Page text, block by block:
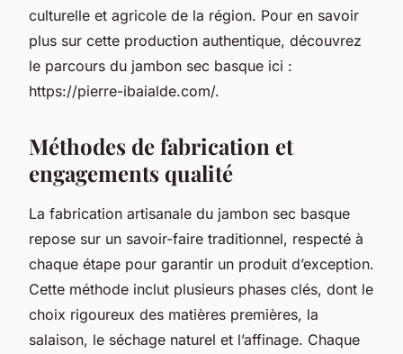
culturelle et agricole de la région. Pour en savoir
plus sur cette production authentique, découvrez
le parcours du jambon sec basque ici :
https://pierre-ibaialde.com/.
Méthodes de fabrication et
engagements qualité
La fabrication artisanale du jambon sec basque
repose sur un savoir-faire traditionnel, respecté à
chaque étape pour garantir un produit d’exception.
Cette méthode inclut plusieurs phases clés, dont le
choix rigoureux des matières premières, la
salaison, le séchage naturel et l’affinage. Chaque